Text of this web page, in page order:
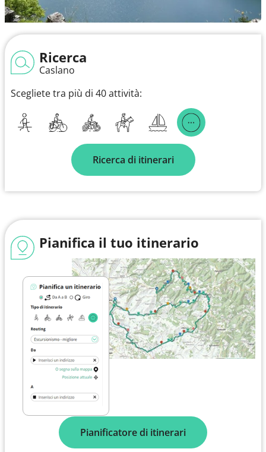
Ricerca
Caslano
Scegliete tra più di 40 attività:
Ricerca di itinerari
Pianifica il tuo itinerario
Pianificatore di itinerari